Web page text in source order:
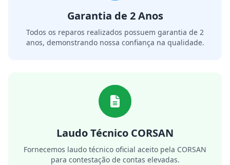
Garantia de 2 Anos
Todos os reparos realizados possuem garantia de 2
anos, demonstrando nossa confiança na qualidade.
Laudo Técnico CORSAN
Fornecemos laudo técnico oficial aceito pela CORSAN
para contestação de contas elevadas.